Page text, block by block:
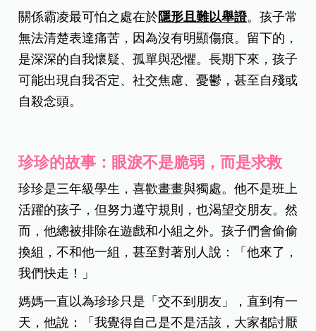
關係霸凌最可怕之處在於隱形且難以舉證。孩子常
無法清楚表達痛苦，因為沒有明顯傷痕。留下的，
是深深的自我懷疑、孤單與恐懼。長期下來，孩子
可能出現自我否定、社交焦慮、憂鬱，甚至自殘或
自殺念頭。
珍珍的故事：眼淚不是脆弱，而是求救
珍珍是三年級學生，喜歡畫畫與獨處。他不是班上
活躍的孩子，但努力遵守規則，也渴望交朋友。然
而，他總被排除在遊戲和小組之外。孩子們會偷偷
換組，不和他一組，甚至對著別人說：「他來了，
我們快走！」
媽媽一直以為珍珍只是「交不到朋友」，直到有一
天，他說：「我覺得自己是不是活該，大家都討厭